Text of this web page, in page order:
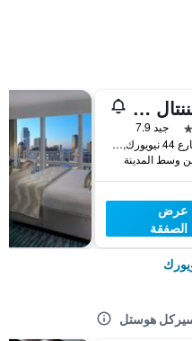
إنتركونتيننتال نيويورك تاميز سكوير
جيد 7.9
300 غرب، شارع 44 نيويورك, نيويورك, NY, الولايات المتحدة الأميريكية
عرض
الصفقة
هوستل